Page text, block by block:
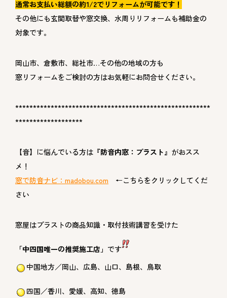
通常お支払い総額の約1/2でリフォームが可能です！
その他にも玄関取替や窓交換、水周りリフォームも補助金の
対象です。
岡山市、倉敷市、総社市…その他の地域の方も
窓リフォームをご検討の方はお気軽にお問合せください。
*******************************************************
*******************
【音】に悩んでいる方は 『防音内窓：プラスト』 がおスス
メ！
窓で防音ナビ： madobou.com
←こちらをクリックしてくだ
さい
窓屋はプラストの商品知識・取付技術講習を受けた
「中四国唯一の推奨施工店」 です
中国地方／岡山、広島、山口、島根、鳥取
四国／香川、愛媛、高知、徳島